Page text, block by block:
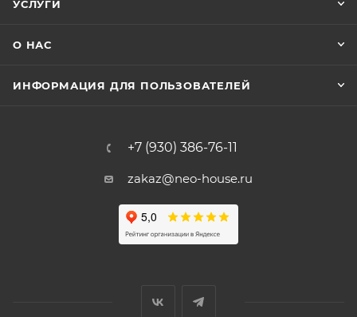
УСЛУГИ
О НАС
ИНФОРМАЦИЯ ДЛЯ ПОЛЬЗОВАТЕЛЕЙ
+7 (930) 386-76-11
zakaz@neo-house.ru